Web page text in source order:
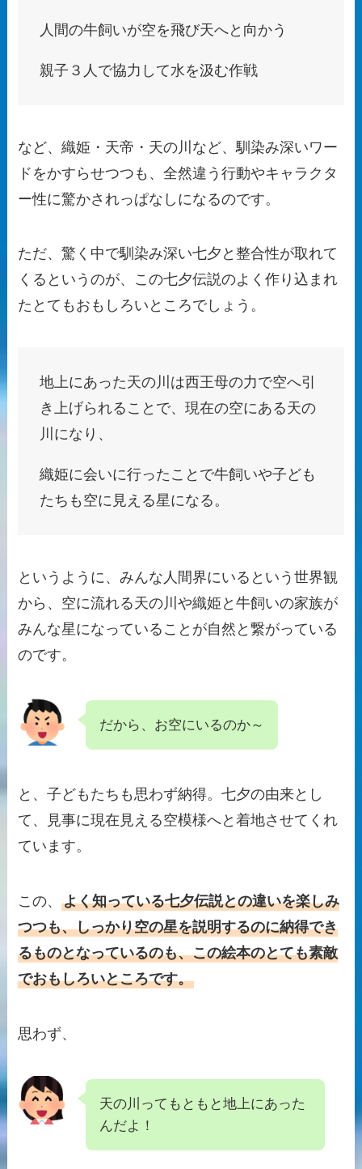
人間の牛飼いが空を飛び天へと向かう
親子３人で協力して水を汲む作戦
など、織姫・天帝・天の川など、馴染み深いワー
ドをかすらせつつも、全然違う行動やキャラクタ
ー性に驚かされっぱなしになるのです。
ただ、驚く中で馴染み深い七夕と整合性が取れて
くるというのが、この七夕伝説のよく作り込まれ
たとてもおもしろいところでしょう。
地上にあった天の川は西王母の力で空へ引
き上げられることで、現在の空にある天の
川になり、
織姫に会いに行ったことで牛飼いや子ども
たちも空に見える星になる。
というように、みんな人間界にいるという世界観
から、空に流れる天の川や織姫と牛飼いの家族が
みんな星になっていることが自然と繋がっている
のです。
だから、お空にいるのか～
と、子どもたちも思わず納得。七夕の由来とし
て、見事に現在見える空模様へと着地させてくれ
ています。
この、よく知っている七夕伝説との違いを楽しみ
つつも、しっかり空の星を説明するのに納得でき
るものとなっているのも、この絵本のとても素敵
でおもしろいところです。
思わず、
天の川ってもともと地上にあった
んだよ！